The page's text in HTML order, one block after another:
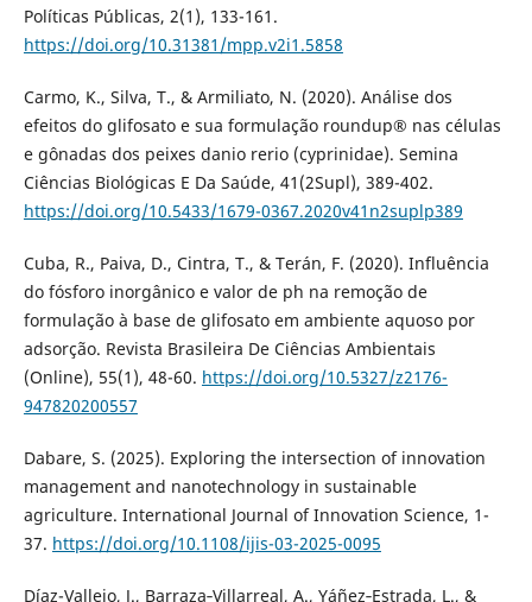
Políticas Públicas, 2(1), 133-161.
https://doi.org/10.31381/mpp.v2i1.5858
Carmo, K., Silva, T., & Armiliato, N. (2020). Análise dos
efeitos do glifosato e sua formulação roundup® nas células
e gônadas dos peixes danio rerio (cyprinidae). Semina
Ciências Biológicas E Da Saúde, 41(2Supl), 389-402.
https://doi.org/10.5433/1679-0367.2020v41n2suplp389
Cuba, R., Paiva, D., Cintra, T., & Terán, F. (2020). Influência
do fósforo inorgânico e valor de ph na remoção de
formulação à base de glifosato em ambiente aquoso por
adsorção. Revista Brasileira De Ciências Ambientais
(Online), 55(1), 48-60. https://doi.org/10.5327/z2176-
947820200557
Dabare, S. (2025). Exploring the intersection of innovation
management and nanotechnology in sustainable
agriculture. International Journal of Innovation Science, 1-
37. https://doi.org/10.1108/ijis-03-2025-0095
Díaz-Vallejo, J., Barraza‐Villarreal, A., Yáñez‐Estrada, L., &